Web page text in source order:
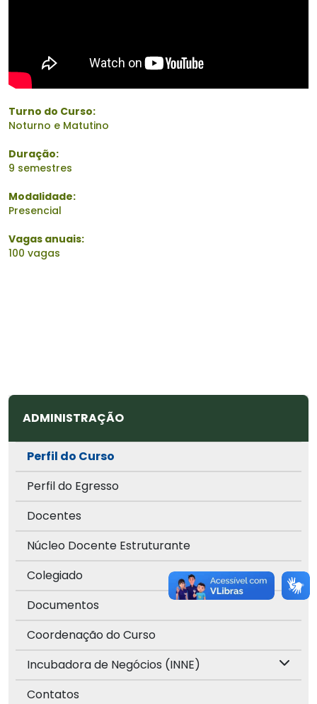
Turno do Curso:
Noturno e Matutino
Duração:
9 semestres
Modalidade:
Presencial
Vagas anuais:
100 vagas
ADMINISTRAÇÃO
Perfil do Curso
Perfil do Egresso
Docentes
Núcleo Docente Estruturante
Colegiado
Documentos
Coordenação do Curso
Incubadora de Negócios (INNE)
Contatos